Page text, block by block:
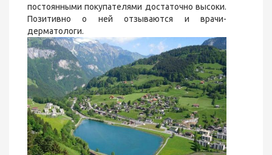
постоянными покупателями достаточно высоки.
Позитивно о ней отзываются и врачи-
дерматологи.